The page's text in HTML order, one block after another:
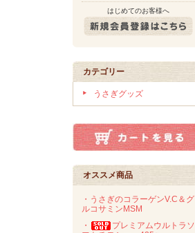
はじめてのお客様へ
カテゴリー
うさぎグッズ
オススメ商品
・うさぎのコラーゲンV.C＆グ
ルコサミンMSM
・
プレミアムウルトラソ